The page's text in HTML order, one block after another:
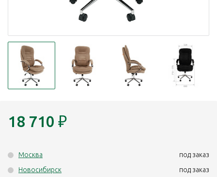
18 710 ₽
Москва
под заказ
Новосибирск
под заказ